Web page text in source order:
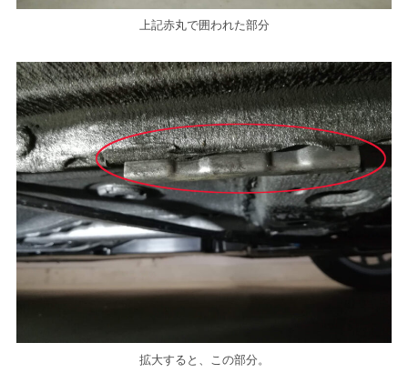
上記赤丸で囲われた部分
拡大すると、この部分。